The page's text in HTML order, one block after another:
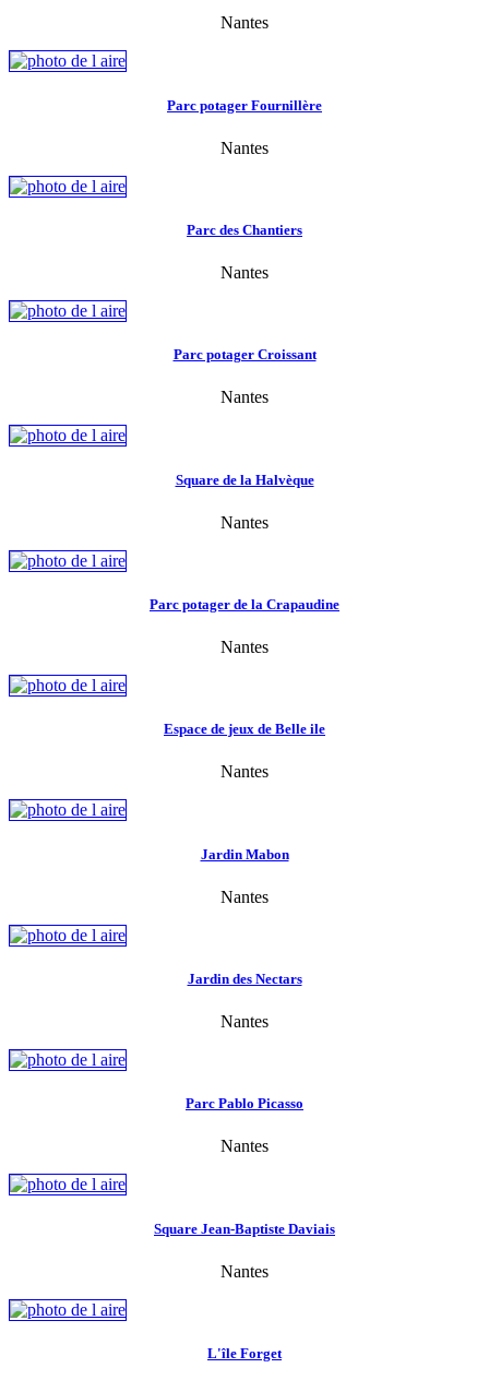
Nantes
Parc potager Fournillère
Nantes
Parc des Chantiers
Nantes
Parc potager Croissant
Nantes
Square de la Halvèque
Nantes
Parc potager de la Crapaudine
Nantes
Espace de jeux de Belle ile
Nantes
Jardin Mabon
Nantes
Jardin des Nectars
Nantes
Parc Pablo Picasso
Nantes
Square Jean-Baptiste Daviais
Nantes
L'île Forget